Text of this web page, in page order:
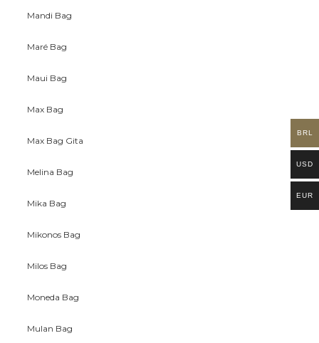
Mandi Bag
Maré Bag
Maui Bag
Max Bag
Max Bag Gita
Melina Bag
Mika Bag
Mikonos Bag
Milos Bag
Moneda Bag
Mulan Bag
BRL
USD
EUR